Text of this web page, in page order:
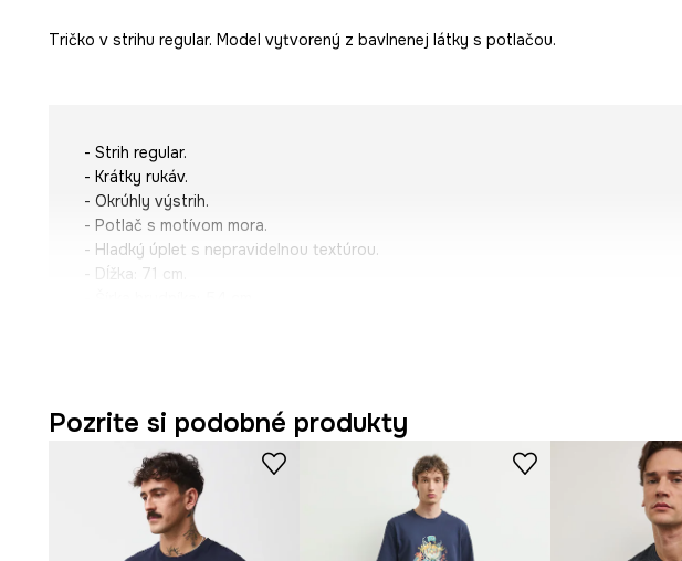
Tričko v strihu regular. Model vytvorený z bavlnenej látky s potlačou.
- Strih regular.
- Krátky rukáv.
- Okrúhly výstrih.
- Potlač s motívom mora.
- Hladký úplet s nepravidelnou textúrou.
- Dĺžka: 71 cm.
Pozrite si podobné produkty